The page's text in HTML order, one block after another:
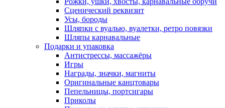
Сценический реквизит
Усы, бороды
Шляпки с вуалью, вуалетки, ретро повязки
Шляпы карнавальные
Подарки и упаковка
Антистрессы, массажёры
Игры
Награды, значки, магниты
Оригинальные канцтовары
Пепельницы, портсигары
Приколы